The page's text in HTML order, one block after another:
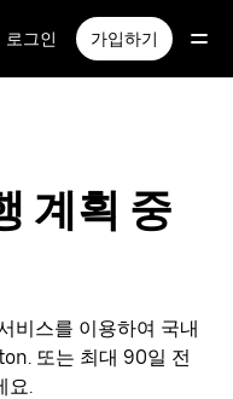
로그인 가입하기
계획 중
비스를 이용하여 국내
또는 최대 90일 전
요.